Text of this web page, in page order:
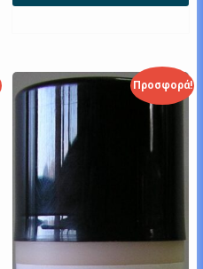
Προσφορά!